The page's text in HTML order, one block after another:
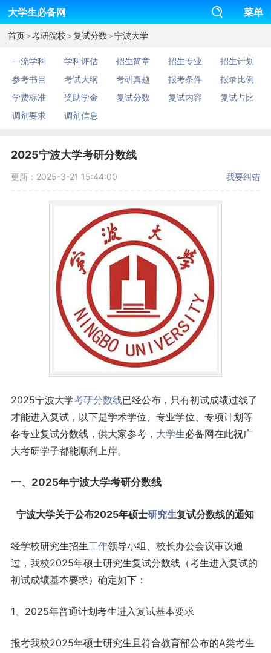
大学生必备网 菜单
首页>考研院校>复试分数>宁波大学
一流学科 学科评估 招生简章 招生专业
招生计划
参考书目
考试大纲 考研真题 报考条件
报录比例
学费标准
奖助学金 复试分数 复试内容
复试占比
调剂要求
调剂信息
2025宁波大学考研分数线
更新：2025-3-21 15:44:00 我要纠错
2025宁波大学考研分数线已经公布，只有初试成绩过线了
才能进入复试，以下是学术学位、专业学位、专项计划等
各专业复试分数线，供大家参考， 大学生必备网在此祝广
大考研学子都能顺利上岸。
一、2025年宁波大学考研分数线
宁波大学关于公布2025年硕士研究生复试分数线的通知
经学校研究生招生工作领导小组、校长办公会议审议通
过，我校2025年硕士研究生复试分数线（考生进入复试的
初试成绩基本要求）确定如下：
1、2025年普通计划考生进入复试基本要求
报考我校2025年硕士研究生且符合教育部公布的A类考生